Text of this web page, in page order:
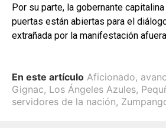
Por su parte, la gobernante
puertas están abiertas para el
extrañada por la manifestación
En este artículo Aficionado,
Gignac, Los Ángeles Azules,
servidores de la nación,